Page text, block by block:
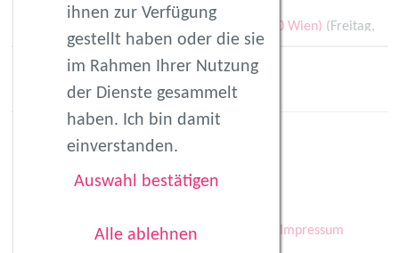
ihnen zur Verfügung
gestellt haben oder die sie
im Rahmen Ihrer Nutzung
der Dienste gesammelt
haben. Ich bin damit
einverstanden.
Auswahl bestätigen
Alle ablehnen
fitmom by Sonja Wolf - Seestadt Aspern (1220 Wien) (Freitag,
21.08.2026 09:30)
fitmom by Sonja Wolf - Seestadt Aspern (1220 Wien)
28.08.2026 09:30)
fitmom by Sonja Wolf - Seestadt Aspern (1220 Wien)
04.09.2026 09:30)
11.09.2026 09:30)
18.09.2026 09:30)
Mehr
Kontakt AGB Datenschutz Impressum